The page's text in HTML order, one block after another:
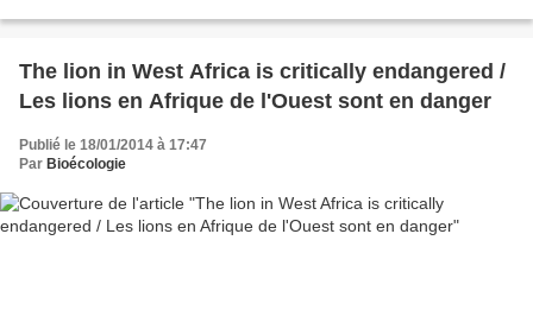
The lion in West Africa is critically endangered /
Les lions en Afrique de l'Ouest sont en danger
Publié le 18/01/2014 à 17:47
Par Bioécologie